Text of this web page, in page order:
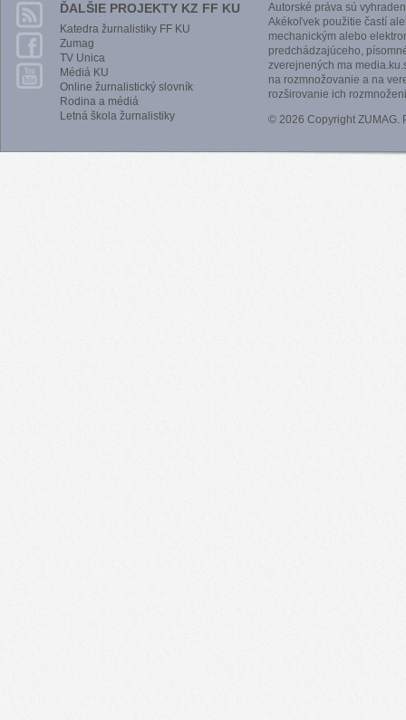
ĎALŠIE PROJEKTY KZ FF KU
Katedra žurnalistiky FF KU
Zumag
TV Unica
Médiá KU
Online žurnalistický slovník
Rodina a médiá
Letná škola žurnalistiky
Autorské práva sú
Akékoľvek použitie častí
mechanickým alebo
predchádzajúceho,
zverejnených ma
na rozmnožovanie a na
rozširovanie ich
© 2026 Copyright ZUMAG.